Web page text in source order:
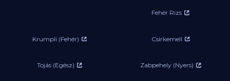
Fehér Rizs
Krumpli (Fehér) Csirkemell
Tojás (Egész) Zabpehely (Nyers)